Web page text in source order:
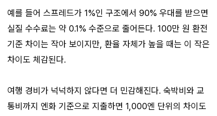
예를 들어 스프레드가 1%인 구조에서 90% 우대를 받으면
실질 수수료는 약 0.1% 수준으로 줄어든다. 100만 원 환전
기준 차이는 작아 보이지만, 환율 자체가 높을 때는 이 작은
차이도 체감된다.
여행 경비가 넉넉하지 않다면 더 민감해진다. 숙박비와 교
통비까지 엔화 기준으로 지출하면 1,000엔 단위의 차이도